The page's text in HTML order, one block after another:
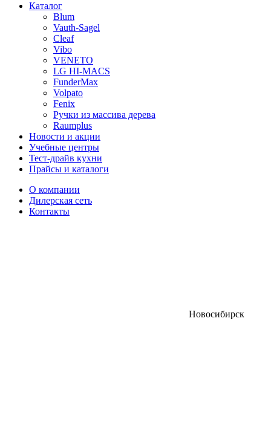
Каталог
Blum
Vauth-Sagel
Cleaf
Vibo
VENETO
LG HI-MACS
FunderMax
Volpato
Fenix
Ручки из массива дерева
Raumplus
Новости и акции
Учебные центры
Тест-драйв кухни
Прайсы и каталоги
О компании
Дилерская сеть
Контакты
Новосибирск